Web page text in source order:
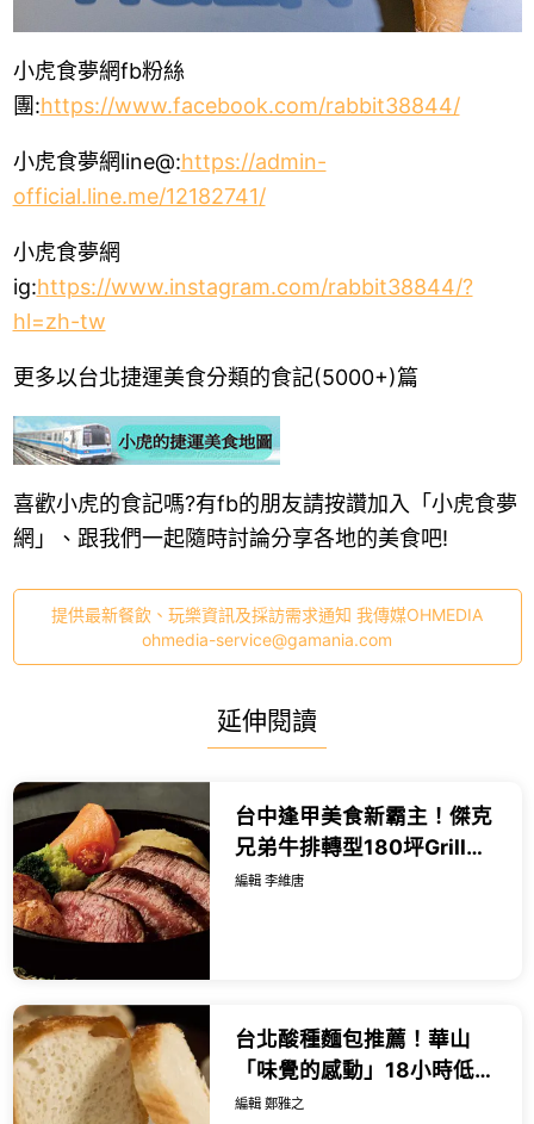
小虎食夢網fb粉絲
團:https://www.facebook.com/rabbit38844/
小虎食夢網line@:https://admin-
official.line.me/12182741/
小虎食夢網
ig:https://www.instagram.com/rabbit38844/?
hl=zh-tw
更多以台北捷運美食分類的食記(5000+)篇
喜歡小虎的食記嗎?有fb的朋友請按讚加入「小虎食夢
網」、跟我們一起隨時討論分享各地的美食吧!
提供最新餐飲、玩樂資訊及採訪需求通知 我傳媒OHMEDIA
ohmedia-service@gamania.com
延伸閱讀
台中逢甲美食新霸主！傑克
兄弟牛排轉型180坪Grill
&amp; Bar，49元爽嗑自助
編輯 李維唐
台北酸種麵包推薦！華山
「味覺的感動」18小時低溫
熟成麵包，第二件半價先
編輯 鄭雅之